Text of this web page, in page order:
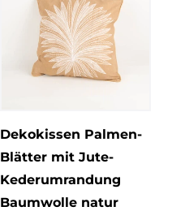
Dekokissen Palmen-
Blätter mit Jute-
Kederumrandung
Baumwolle natur